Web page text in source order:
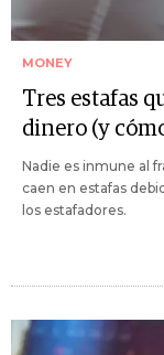
MONEY
Tres estafas
dinero (y
Nadie es inmune al
caen en estafas
los estafadores.